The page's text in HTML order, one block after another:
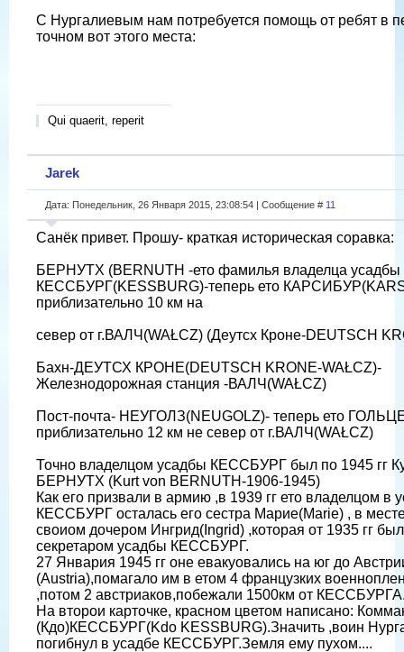
С Нургалиевым нам потребуется помощь от ребят в
точном вот этого места:
Qui quaerit, reperit
Jarek
Дата: Понедельник, 26 Января 2015, 23:08:54 | Сообщение # 11
Санёк привет. Прошу- краткая историческая соравка:
БЕРНУТХ (BERNUTH -ето фамилья владелца усадбы
КЕССБУРГ(KESSBURG)-теперь ето
приблизательно 10 км на
север от г.ВАЛЧ(WAŁCZ) (Деутсх Кроне-DEUTSCH
Бахн-ДЕУТСХ КРОНЕ(DEUTSCH KRONE-WAŁCZ)-
Железнодорожная станция -ВАЛЧ(WAŁCZ)
Пост-почта- НЕУГОЛЗ(NEUGOLZ)- теперь ето
приблизательно 12 км не север от г.ВАЛЧ(WAŁCZ)
Точно владелцом усадбы КЕССБУРГ был по 1945 гг
БЕРНУТХ (Kurt von BERNUTH-1906-1945)
Как его призвали в армию ,в 1939 гг ето владелцом в
КЕССБУРГ осталась его сестра Марие(Marie) , в
своиом дочером Ингрид(Ingrid) ,которая от 1935 гг
секретаром усадбы КЕССБУРГ.
27 Январия 1945 гг оне евакуовались на юг до
(Austria),помагало им в етом 4 французких
,потом 2 австриаков,побежали 1500км от
На второи карточке, красном цветом написано:
(Кдо)КЕССБУРГ(Kdo KESSBURG).Значить ,воин
погибнул в усадбе КЕССБУРГ.Земля ему пухом....